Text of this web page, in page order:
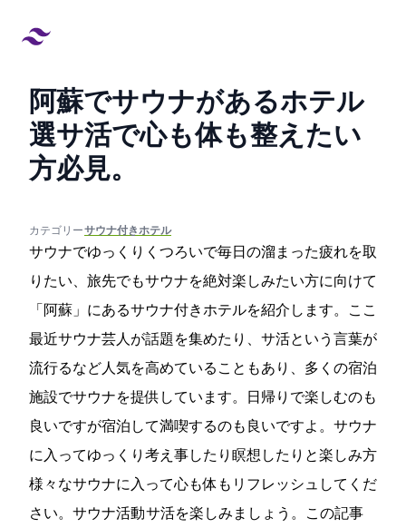
阿蘇でサウナがあるホテル18
選!サ活で心も体も整えたい
方必見。
カテゴリー:#サウナ付きホテル
サウナでゆっくりくつろいで毎日の溜まった疲れを取
りたい、旅先でもサウナを絶対楽しみたい方に向けて
「阿蘇」にあるサウナ付きホテルを紹介します。ここ
最近サウナ芸人が話題を集めたり、サ活という言葉が
流行るなど人気を高めていることもあり、多くの宿泊
施設でサウナを提供しています。日帰りで楽しむのも
良いですが宿泊して満喫するのも良いですよ。サウナ
に入ってゆっくり考え事したり瞑想したりと楽しみ方
様々なサウナに入って心も体もリフレッシュしてくだ
さい。サウナ活動 サ活を楽しみましょう。この記事